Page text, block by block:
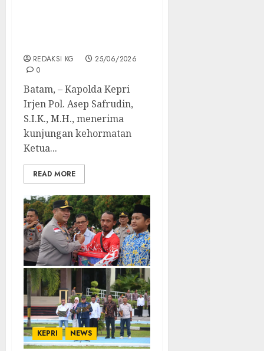
REDAKSI KG
25/06/2026
0
Batam, – Kapolda Kepri
Irjen Pol. Asep Safrudin,
S.I.K., M.H., menerima
kunjungan kehormatan
Ketua...
READ MORE
KEPRI NEWS